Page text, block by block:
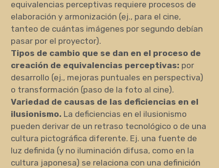
equivalencias perceptivas requiere procesos de
elaboración y armonización (ej., para el cine,
tanteo de cuántas imágenes por segundo debían
pasar por el proyector).
Tipos de cambio que se dan en el proceso de
creación de equivalencias perceptivas: por
desarrollo (ej., mejoras puntuales en perspectiva)
o transformación (paso de la foto al cine).
Variedad de causas de las deficiencias en el
ilusionismo. La deficiencias en el ilusionismo
pueden derivar de un retraso tecnológico o de una
cultura pictográfica diferente. Ej. una fuente de
luz definida (y no iluminación difusa, como en la
cultura japonesa) se relaciona con una definición